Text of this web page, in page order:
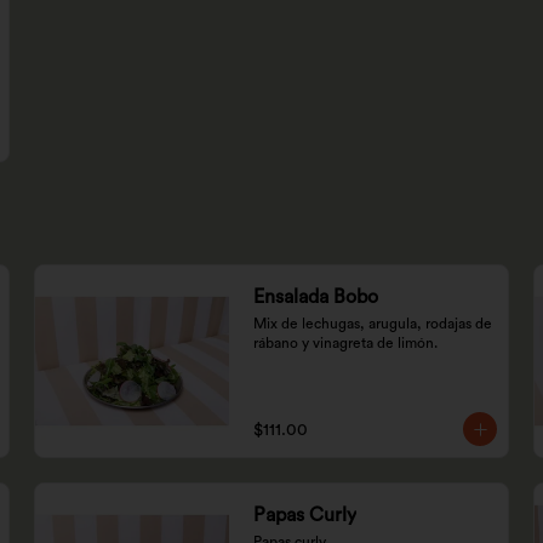
Ensalada Bobo
Mix de lechugas, arugula, rodajas de
rábano y vinagreta de limón.
$111.00
Papas Curly